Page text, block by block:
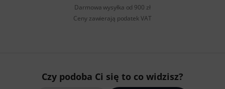
Darmowa wysyłka od 900 zł
Ceny zawierają podatek VAT
Czy podoba Ci się to co widzisz?